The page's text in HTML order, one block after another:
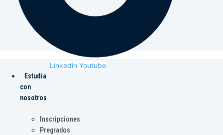
Linkedin Youtube
Estudia
con
nosotros
Inscripciones
Pregrados